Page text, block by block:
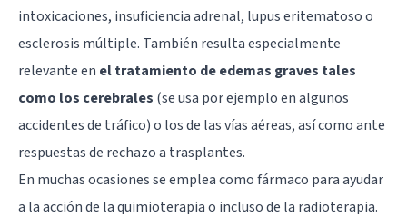
intoxicaciones, insuficiencia adrenal, lupus eritematoso o
esclerosis múltiple. También resulta especialmente
relevante en el tratamiento de edemas graves tales
como los cerebrales (se usa por ejemplo en algunos
accidentes de tráfico) o los de las vías aéreas, así como ante
respuestas de rechazo a trasplantes.
En muchas ocasiones se emplea como fármaco para ayudar
a la acción de la quimioterapia o incluso de la radioterapia.